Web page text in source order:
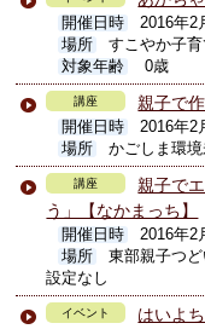
開催日時
2016年2
場所
すこやか子
対象年齢
0歳
講座 親子で
開催日時
2016年2
場所
かごしま環
講座
親子で
う」【なかまっち】
開催日時
2016年2
場所
東部親子つ
設定なし
イベント はいよ